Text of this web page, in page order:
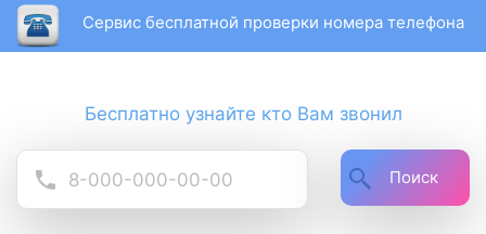
Сервис бесплатной проверки номера телефона
Бесплатно узнайте кто Вам звонил
Поиск